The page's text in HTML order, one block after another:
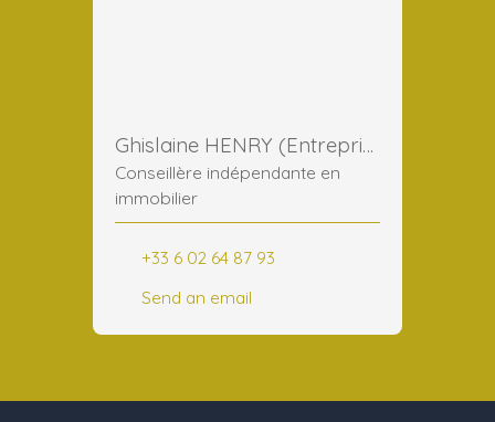
Ghislaine HENRY (Entreprise)
Conseillère indépendante en
immobilier
+33 6 02 64 87 93
Send an email